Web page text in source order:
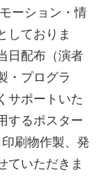
ーション・情
しておりま
日配布（演者
・プログラ
サポートいた
するポスター
刷物作製、発
ていただきま